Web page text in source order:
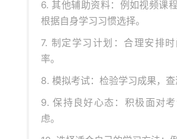
6. 其他辅助资料：例如视频课程
根据自身学习习惯选择。
7. 制定学习计划：合理安排
率。
8. 模拟考试：检验学习成果，查
9. 保持良好心态：积极面对
虑。